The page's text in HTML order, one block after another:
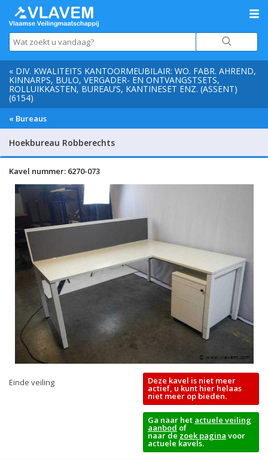
« DIV. KWALITEITS KANTOORMEUBILAIR: WO. FABR. AHREND,
KINNARPS, BULO, VERGADER- EN ONTVANGSTSETS,
ROLLUIKKASTEN, BUREAU’S, KANTINESET ENZ. (ASSENT)
(6154)
« Bureaus
Hoekbureau Robberechts
Kavel nummer: 6270-073
Einde veiling Deze kavel is niet meer
actief, u kunt hier helaas
niet meer op bieden.
Ga naar het actuele veiling
aanbod of
naar de zoek pagina voor
actuele kavels.